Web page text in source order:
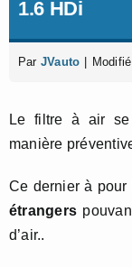
1.6 HDi
Par JVauto
Le filtre à air
manière
Ce dernier à pour
étrangers
d’air..